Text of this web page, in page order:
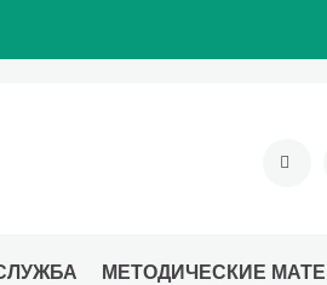
МЕТОДИЧЕСКИЕ